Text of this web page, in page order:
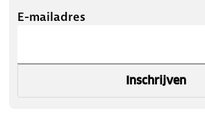
E-mailadres
Inschrijven